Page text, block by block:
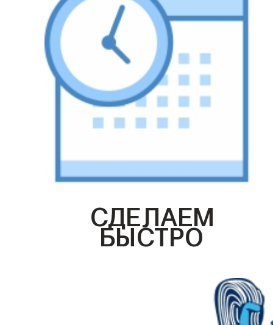
СДЕЛАЕМ
БЫСТРО